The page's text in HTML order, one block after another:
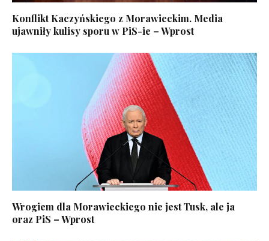
Konflikt Kaczyńskiego z Morawieckim. Media
ujawniły kulisy sporu w PiS-ie – Wprost
Wrogiem dla Morawieckiego nie jest Tusk, ale ja
oraz PiS – Wprost